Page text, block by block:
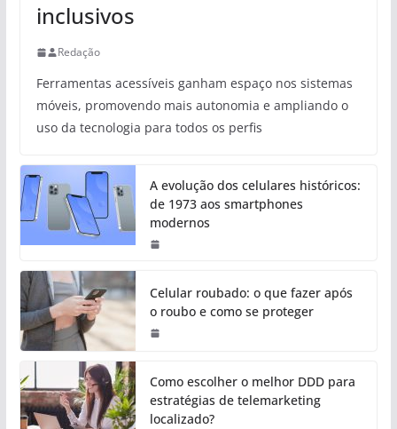
inclusivos
Redação
Ferramentas acessíveis ganham espaço nos sistemas
móveis, promovendo mais autonomia e ampliando o
uso da tecnologia para todos os perfis
A evolução dos celulares históricos:
de 1973 aos smartphones
modernos
Celular roubado: o que fazer após
o roubo e como se proteger
Como escolher o melhor DDD para
estratégias de telemarketing
localizado?